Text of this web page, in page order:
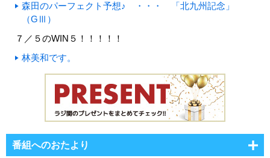
森田のパーフェクト予想♪ ・・・ 「北九州記念」
（GⅢ）
７／５のWIN５！！！！！
林美和です。
番組へのおたより